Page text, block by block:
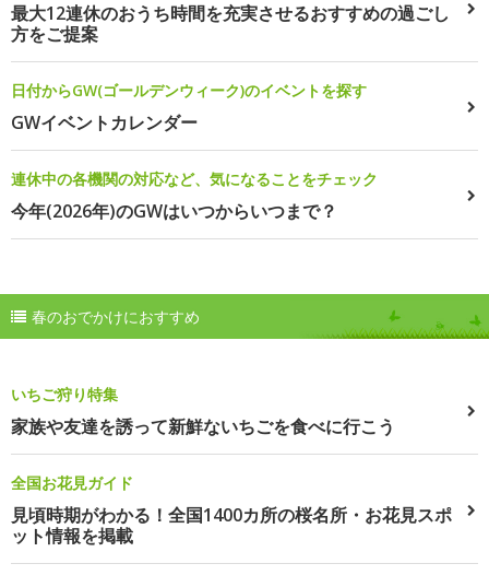
最大12連休のおうち時間を充実させるおすすめの過ごし
方をご提案
日付からGW(ゴールデンウィーク)のイベントを探す
GWイベントカレンダー
連休中の各機関の対応など、気になることをチェック
今年(2026年)のGWはいつからいつまで？
春のおでかけにおすすめ
いちご狩り特集
家族や友達を誘って新鮮ないちごを食べに行こう
全国お花見ガイド
見頃時期がわかる！全国1400カ所の桜名所・お花見スポ
ット情報を掲載